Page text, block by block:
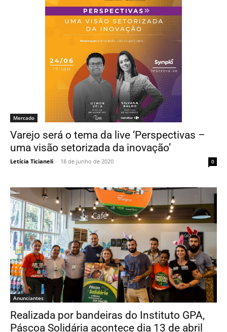
Mercado
Varejo será o tema da live ‘Perspectivas –
uma visão setorizada da inovação’
Letícia Ticianeli - 18 de junho de 2020 0
Anunciantes
Realizada por bandeiras do Instituto GPA,
Páscoa Solidária acontece dia 13 de abril